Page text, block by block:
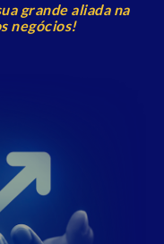
grande aliada na
negócios!